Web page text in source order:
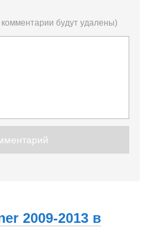
будут удалены)
2009-2013 в